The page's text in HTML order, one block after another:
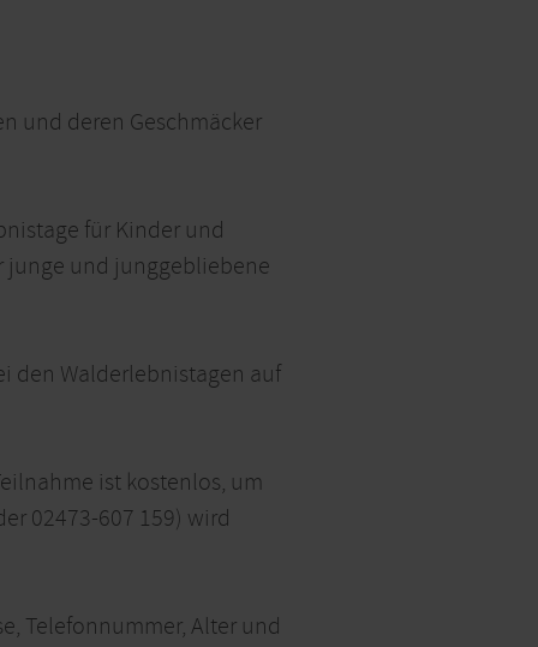
und deren Geschmäcker
für Kinder und
junge und junggebliebene
den Walderlebnistagen auf
ist kostenlos, um
02473-607 159) wird
Telefonnummer, Alter und